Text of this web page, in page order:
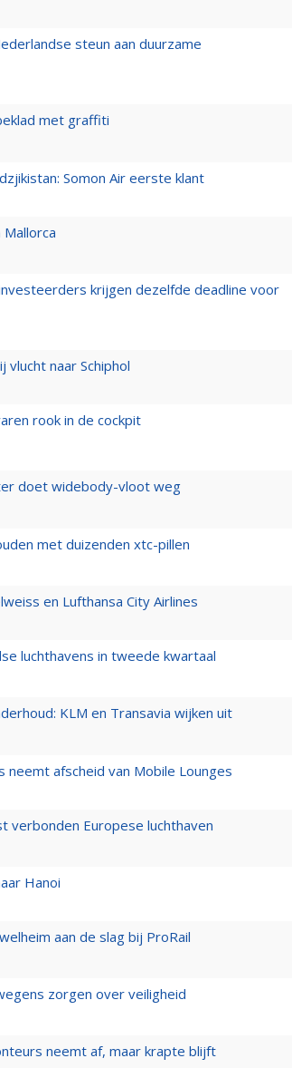
steun aan duurzame
met graffiti
Somon Air eerste klant
krijgen dezelfde deadline voor
naar Schiphol
rook in de cockpit
doet widebody-vloot weg
met duizenden xtc-pillen
en Lufthansa City Airlines
luchthavens in tweede kwartaal
KLM en Transavia wijken uit
neemt afscheid van Mobile Lounges
verbonden Europese luchthaven
Hanoi
aan de slag bij ProRail
zorgen over veiligheid
neemt af, maar krapte blijft